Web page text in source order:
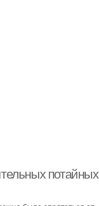
потайных